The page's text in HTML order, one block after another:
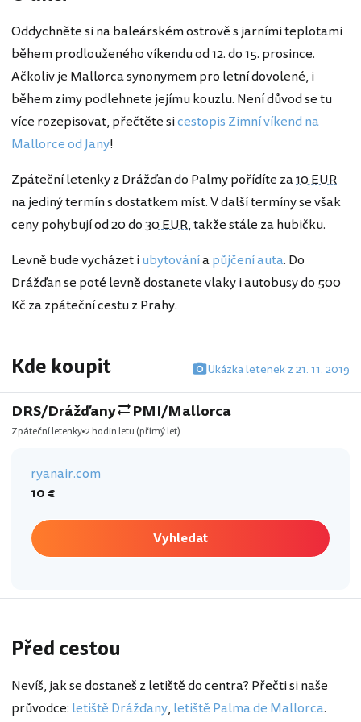
Oddychněte si na baleárském ostrově s jarními teplotami
během prodlouženého víkendu od 12. do 15. prosince.
Ačkoliv je Mallorca synonymem pro letní dovolené, i
během zimy podlehnete jejímu kouzlu. Není důvod se tu
více rozepisovat, přečtěte sicestopis Zimní víkend na
Mallorce od Jany!
Zpáteční letenky z Drážďan do Palmy pořídíte za10 EUR
na jediný termín s dostatkem míst. V další termíny se však
ceny pohybují od 20 do30 EUR, takže stále za hubičku.
Levně bude vycházet iubytováníapůjčení auta. Do
Drážďan se poté levně dostanete vlaky i autobusy do 500
Kč za zpáteční cestu z Prahy.
Kde koupit Ukázka letenek z 21. 11. 2019
DRS/Drážďany PMI/Mallorca
Zpáteční letenky 2 hodin letu (přímý let)
ryanair.com
10 €
Vyhledat
Před cestou
Nevíš, jak se dostaneš z letiště do centra? Přečti si naše
průvodce: letiště Drážďany, letiště Palma de Mallorca.